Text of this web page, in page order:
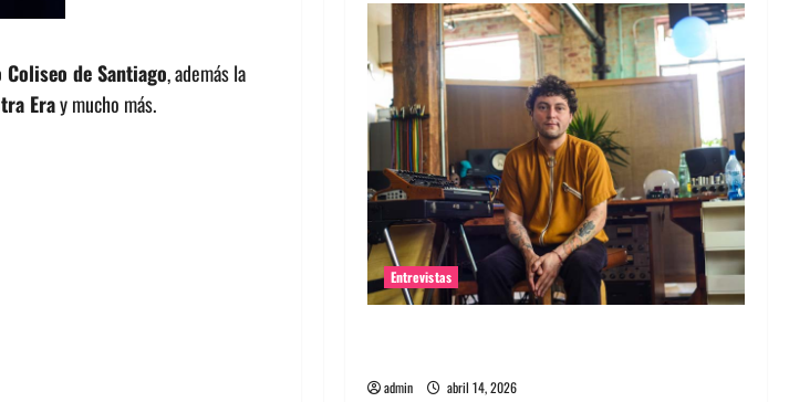
Coliseo de Santiago, además la
Eray mucho más.
Entrevistas
admin abril 14, 2026